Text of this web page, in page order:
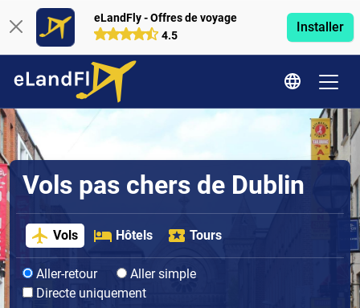
eLandFly - Offres de voyage
4.5
Installer
Vols pas chers de Dublin
Vols Hôtels Tours
Aller-retour
Aller simple
Directe uniquement